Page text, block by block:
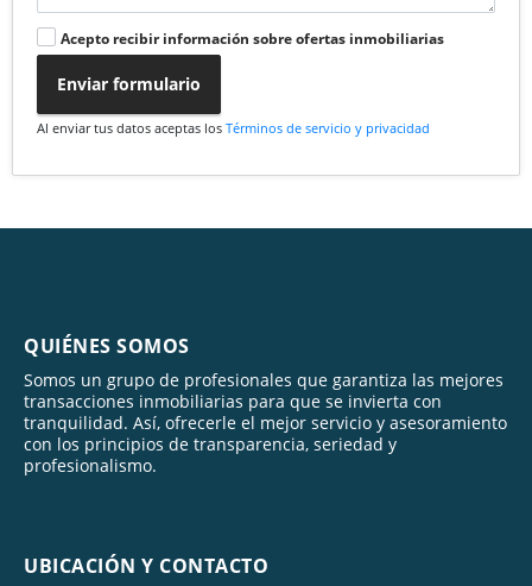
Acepto recibir información sobre ofertas inmobiliarias
Enviar formulario
Al enviar tus datos aceptas los Términos de servicio y privacidad
QUIÉNES SOMOS
Somos un grupo de profesionales que garantiza las mejores
transacciones inmobiliarias para que se invierta con
tranquilidad. Así, ofrecerle el mejor servicio y asesoramiento
con los principios de transparencia, seriedad y
profesionalismo.
UBICACIÓN Y CONTACTO